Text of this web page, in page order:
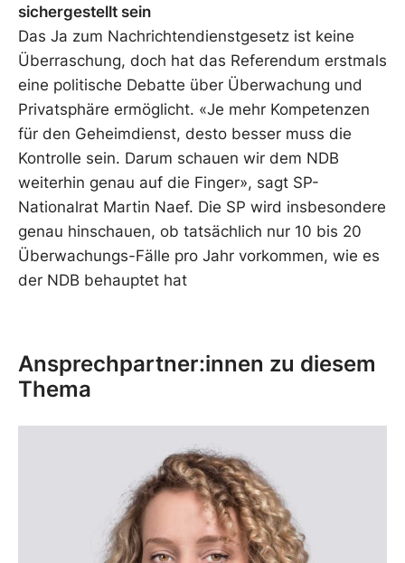
sichergestellt sein
Das Ja zum Nachrichtendienstgesetz ist keine
Überraschung, doch hat das Referendum erstmals
eine politische Debatte über Überwachung und
Privatsphäre ermöglicht. «Je mehr Kompetenzen
für den Geheimdienst, desto besser muss die
Kontrolle sein. Darum schauen wir dem NDB
weiterhin genau auf die Finger», sagt SP-
Nationalrat Martin Naef. Die SP wird insbesondere
genau hinschauen, ob tatsächlich nur 10 bis 20
Überwachungs-Fälle pro Jahr vorkommen, wie es
der NDB behauptet hat
Ansprechpartner:innen zu diesem
Thema